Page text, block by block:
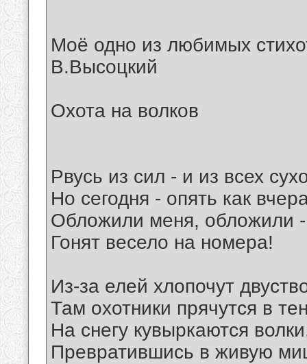
Моё одно из любимых
В.Высоцкий
Охота на волков
Рвусь из сил - и из всех
Но сегодня - опять как
Обложили меня, обложили -
Гонят весело на номера!
Из-за елей хлопочут
Там охотники прячутся в
На снегу кувыркаются
Превратившись в живую